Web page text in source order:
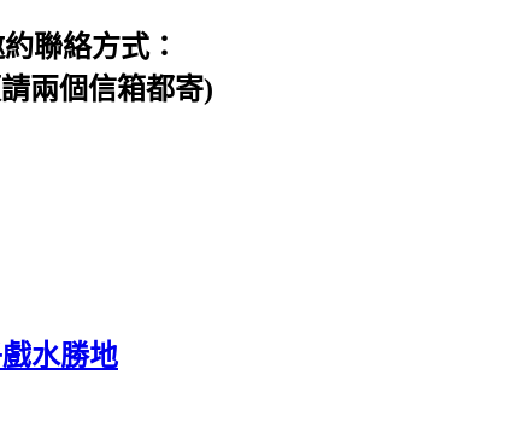
聯絡方式：
兩個信箱都寄)
水勝地